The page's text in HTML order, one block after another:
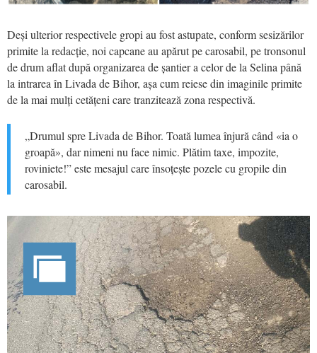
Deși ulterior respectivele gropi au fost astupate, conform sesizărilor
primite la redacție, noi capcane au apărut pe carosabil, pe tronsonul
de drum aflat după organizarea de șantier a celor de la Selina până
la intrarea în Livada de Bihor, așa cum reiese din imaginile primite
de la mai mulți cetățeni care tranzitează zona respectivă.
„Drumul spre Livada de Bihor. Toată lumea înjură când «ia o
groapă», dar nimeni nu face nimic. Plătim taxe, impozite,
roviniete!” este mesajul care însoțește pozele cu gropile din
carosabil.